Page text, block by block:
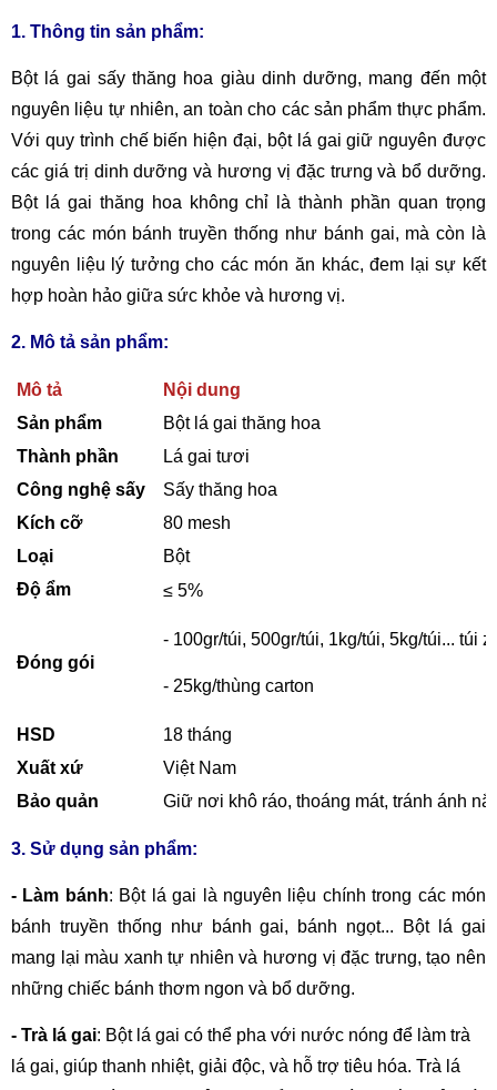
1. Thông tin sản phẩm:
Bột lá gai sấy thăng hoa giàu dinh dưỡng, mang đến một
nguyên liệu tự nhiên, an toàn cho các sản phẩm thực phẩm.
Với quy trình chế biến hiện đại, bột lá gai giữ nguyên được
các giá trị dinh dưỡng và hương vị đặc trưng và bổ dưỡng.
Bột lá gai thăng hoa không chỉ là thành phần quan trọng
trong các món bánh truyền thống như bánh gai, mà còn là
nguyên liệu lý tưởng cho các món ăn khác, đem lại sự kết
hợp hoàn hảo giữa sức khỏe và hương vị.
2. Mô tả sản phẩm:
Mô tả
Nội dung
Sản phẩm
Bột lá gai thăng hoa
Thành phần
Lá gai tươi
Công nghệ sấy
Sấy thăng hoa
Kích cỡ
80 mesh
Loại
Bột
Độ ẩm
≤ 5%
Đóng gói
- 100gr/túi, 500gr/túi, 1kg/túi, 5kg/túi... túi
- 25kg/thùng carton
HSD
18 tháng
Xuất xứ
Việt Nam
Bảo quản
Giữ nơi khô ráo, thoáng mát, tránh ánh
3. Sử dụng sản phẩm:
- Làm bánh: Bột lá gai là nguyên liệu chính trong các món
bánh truyền thống như bánh gai, bánh ngọt... Bột lá gai
mang lại màu xanh tự nhiên và hương vị đặc trưng, tạo nên
những chiếc bánh thơm ngon và bổ dưỡng.
- Trà lá gai: Bột lá gai có thể pha với nước nóng để làm trà
lá gai, giúp thanh nhiệt, giải độc, và hỗ trợ tiêu hóa. Trà lá